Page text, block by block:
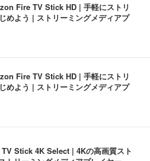
Fire TV Stick HD | 手軽にストリ
めよう | ストリーミングメディアプ
Fire TV Stick HD | 手軽にストリ
めよう | ストリーミングメディアプ
Stick 4K Select | 4Kの高画質スト